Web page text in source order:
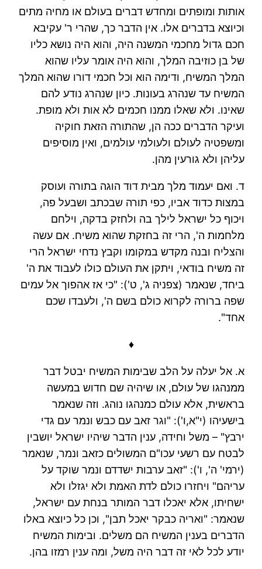
אותות ומופתים ומחדש דברים בעולם או מחיה מתים
וכיוצא בדברים אלו. אין הדבר כך, שהרי ר' עקיבא
חכם גדול מחכמי המשנה היה, והוא היה נושא כליו
של בן כוזיבה המלך, והוא היה אומר עליו שהוא
המלך המשיח, ודימה הוא וכל חכמי דורו שהוא המלך
המשיח עד שנהרג בעונות. כיון שנהרג נודע להם
שאינו. ולא שאלו ממנו חכמים לא אות ולא מופת.
ועיקר הדברים ככה הן, שהתורה הזאת חוקיה
ומשפטיה לעולם ולעולמי עולמים, ואין מוסיפים
עליהן ולא גורעין מהן.
ד. ואם יעמוד מלך מבית דוד הוגה בתורה ועוסק
במצות כדוד אביו, כפי תורה שבכתב ושבעל פה,
ויכוף כל ישראל לילך בה ולחזק בדקה, וילחם
מלחמות ה', הרי זה בחזקת שהוא משיח. אם עשה
והצליח ובנה מקדש במקומו וקבץ נדחי ישראל הרי
זה משיח בודאי, ויתקן את העולם כולו לעבוד את ה'
ביחד, שנאמר (צפניה ג', ט'): "כי אז אהפוך אל עמים
שפה ברורה לקרוא כולם בשם ה', ולעבדו שכם
אחד".
♦
א. אל יעלה על הלב שבימות המשיח יבטל דבר
ממנהגו של עולם, או שיהיה שם חדוש במעשה
בראשית, אלא עולם כמנהגו נוהג. וזה שנאמר
בישעיהו (י"א,ו'): "וגר זאב עם כבש ונמר עם גדי
ירבץ" – משל וחידה, ענין הדבר שיהיו ישראל יושבין
לבטח עם רשעי עכו"ם המשולים כזאב ונמר, שנאמר
(ירמי' ה', ו'): "זאב ערבות ישדדם ונמר שוקד על
עריהם" ויחזרו כולם לדת האמת ולא יגזלו ולא
ישחיתו, אלא יאכלו דבר המותר בנחת עם ישראל,
שנאמר: "ואריה כבקר יאכל תבן", וכן כל כיוצא באלו
הדברים בענין המשיח הם משלים. ובימות המשיח
יודע לכל לאי זה דבר היה משל, ומה ענין רמזו בהן.